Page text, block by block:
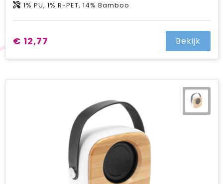
1% PU, 1% R-PET, 14% Bamboo
€ 12,77 Bekijk